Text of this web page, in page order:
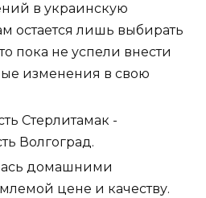
в украинскую
остается лишь выбирать
пока не успели внести
изменения в свою
Стерлитамак -
Волгоград.
домашними
цене и качеству.